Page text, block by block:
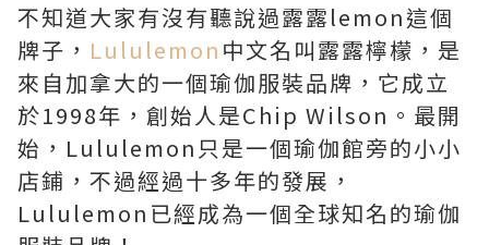
不知道大家有沒有聽說過露露lemon這個
牌子， Lululemon 中文名叫露露檸檬，是
來自加拿大的一個瑜伽服裝品牌，它成立
於1998年，創始人是Chip Wilson。最開
始，Lululemon只是一個瑜伽館旁的小小
店鋪，不過經過十多年的發展，
Lululemon已經成為一個全球知名的瑜伽